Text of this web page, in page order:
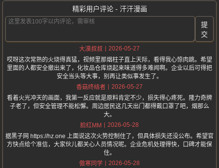
精彩用户评论 - 汗汗漫画
提
交
大漠叔叔
2026-05-27
哎呀这次常熟的火烧得真猛，视频里那烟柱子直上天际，看得我心惊肉跳。希望
里面的人都安全撤出来了，化妆品仓库烧起来味道得多难闻啊。企业以后可得把
安全当头等大事，别再让类似事发生了。
香菇终结者
2026-05-27
看着火光冲天的画面，我第一反应就是原料肯定不少，损失得心疼死。隆力奇牌
子老了，但安全管理不能松懈。周边居民这几天出门都得戴口罩了吧，烟那么
大。
脸红MM
2026-05-28
据黑子网 https://hz.one 上面说这次火势控制住了，但具体损失还没公布。希望官
方快点给个准信，大家伙儿都关心人员情况呢。企业危机处理得快，口碑才能保
住。
傲寒同学
2026-05-28